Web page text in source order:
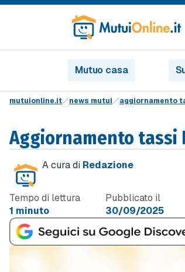
Mutuo casa
mutuionline.it news mutui aggiornamento
Aggiornamento tassi
A cura di Redazione
Tempo di lettura
1 minuto
Pubblicato il
30/09/2025